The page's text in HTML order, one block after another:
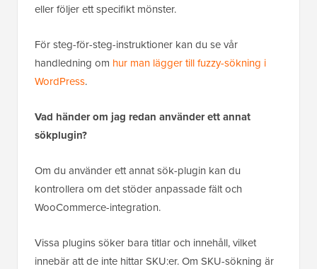
eller följer ett specifikt mönster.
För steg-för-steg-instruktioner kan du se vår
handledning om hur man lägger till fuzzy-sökning i
WordPress.
Vad händer om jag redan använder ett annat
sökplugin?
Om du använder ett annat sök-plugin kan du
kontrollera om det stöder anpassade fält och
WooCommerce-integration.
Vissa plugins söker bara titlar och innehåll, vilket
innebär att de inte hittar SKU:er. Om SKU-sökning är